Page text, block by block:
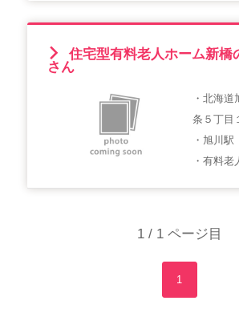
住宅型有料老人ホーム新橋
さん
・北海道
条５丁目
・旭川駅
・有料老
1 / 1 ページ目
1